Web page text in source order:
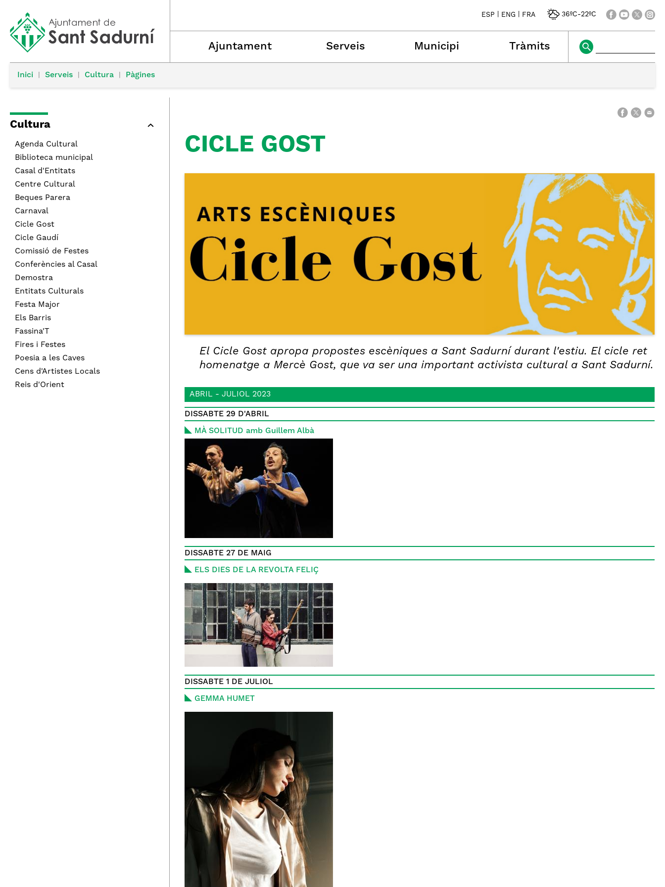
ESP ENG FRA 36ºC-22ºC
Ajuntament Serveis Municipi Tràmits
Inici Serveis Cultura Pàgines
Cultura
Agenda Cultural
Biblioteca municipal
Casal d'Entitats
Centre Cultural
Beques Parera
Carnaval
Cicle Gost
Cicle Gaudí
Comissió de Festes
Conferències al Casal
Demostra
Entitats Culturals
Festa Major
Els Barris
Fassina'T
Fires i Festes
Poesia a les Caves
Cens d'Artistes Locals
Reis d'Orient
CICLE GOST
El Cicle Gost apropa propostes escèniques a Sant Sadurní durant l'estiu. El cicle ret
homenatge a Mercè Gost, que va ser una important activista cultural a Sant Sadurní.
ABRIL - JULIOL 2023
DISSABTE 29 D'ABRIL
MÀ SOLITUD amb Guillem Albà
DISSABTE 27 DE MAIG
ELS DIES DE LA REVOLTA FELIÇ
DISSABTE 1 DE JULIOL
GEMMA HUMET